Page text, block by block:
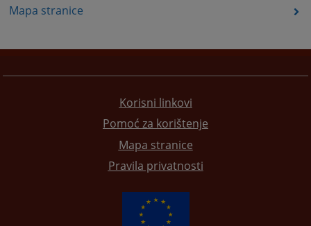
Mapa stranice
Korisni linkovi
Pomoć za korištenje
Mapa stranice
Pravila privatnosti